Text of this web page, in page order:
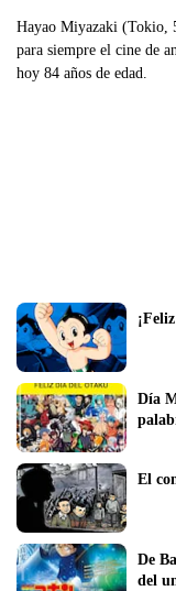
Hayao Miyazaki (Tokio,
para siempre el cine de
hoy 84 años de edad.
Día
El
De
del